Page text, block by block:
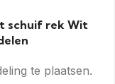
schuif rek Wit
te plaatsen.